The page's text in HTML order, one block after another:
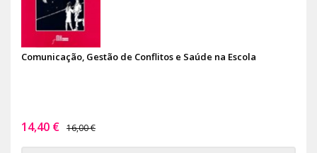
Comunicação, Gestão de Conflitos e Saúde na Escola
14,40 € 16,00 €